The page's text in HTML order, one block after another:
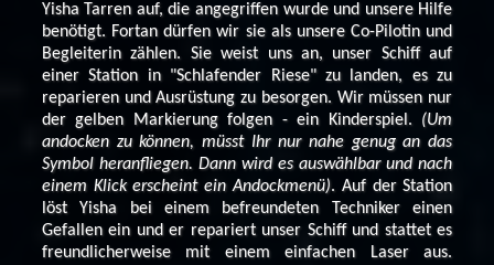
Yisha Tarren auf, die angegriffen wurde und unsere Hilfe
benötigt. Fortan dürfen wir sie als unsere Co-Pilotin und
Begleiterin zählen. Sie weist uns an, unser Schiff auf
einer Station in "Schlafender Riese" zu landen, es zu
reparieren und Ausrüstung zu besorgen. Wir müssen nur
der gelben Markierung folgen - ein Kinderspiel. (Um
andocken zu können, müsst Ihr nur nahe genug an das
Symbol heranfliegen. Dann wird es auswählbar und nach
einem Klick erscheint ein Andockmenü). Auf der Station
löst Yisha bei einem befreundeten Techniker einen
Gefallen ein und er repariert unser Schiff und stattet es
freundlicherweise mit einem einfachen Laser aus.